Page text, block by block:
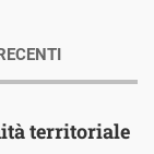
territoriale